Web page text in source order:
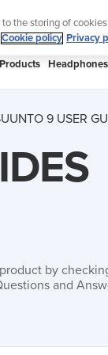
Headphones
9 USER
by
and
to the storing of
Cookie policy Privacy